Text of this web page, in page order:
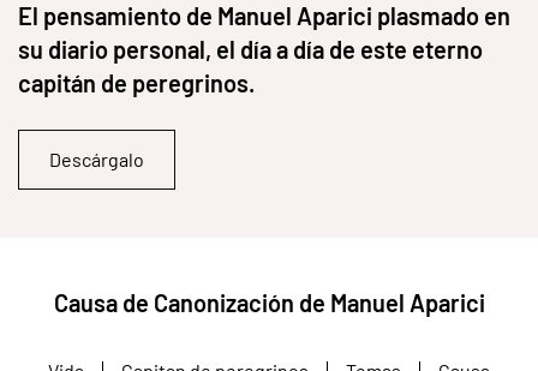
El pensamiento de Manuel Aparici plasmado en
su diario personal, el día a día de este eterno
capitán de peregrinos.
Descárgalo
Causa de Canonización de Manuel Aparici